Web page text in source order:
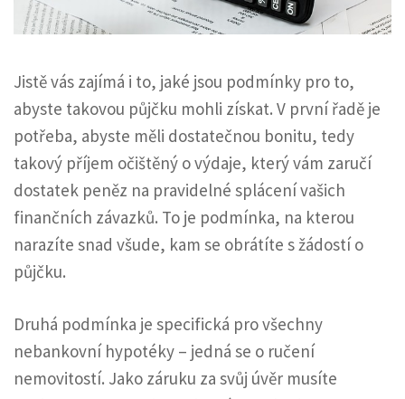
Jistě vás zajímá i to, jaké jsou podmínky pro to,
abyste takovou půjčku mohli získat. V první řadě je
potřeba, abyste měli dostatečnou bonitu, tedy
takový příjem očištěný o výdaje, který vám zaručí
dostatek peněz na pravidelné splácení vašich
finančních závazků. To je podmínka, na kterou
narazíte snad všude, kam se obrátíte s žádostí o
půjčku.
Druhá podmínka je specifická pro všechny
nebankovní hypotéky – jedná se o ručení
nemovitostí. Jako záruku za svůj úvěr musíte